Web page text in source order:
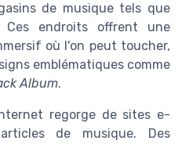
de musique tels que
Ces endroits offrent une
où l'on peut toucher,
emblématiques comme
Album.
regorge de sites e-
de musique. Des